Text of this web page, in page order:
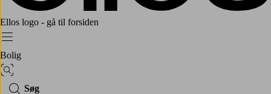
Ellos logo - gå til forsiden
Menu
Bolig
Billedsøgning
Søg